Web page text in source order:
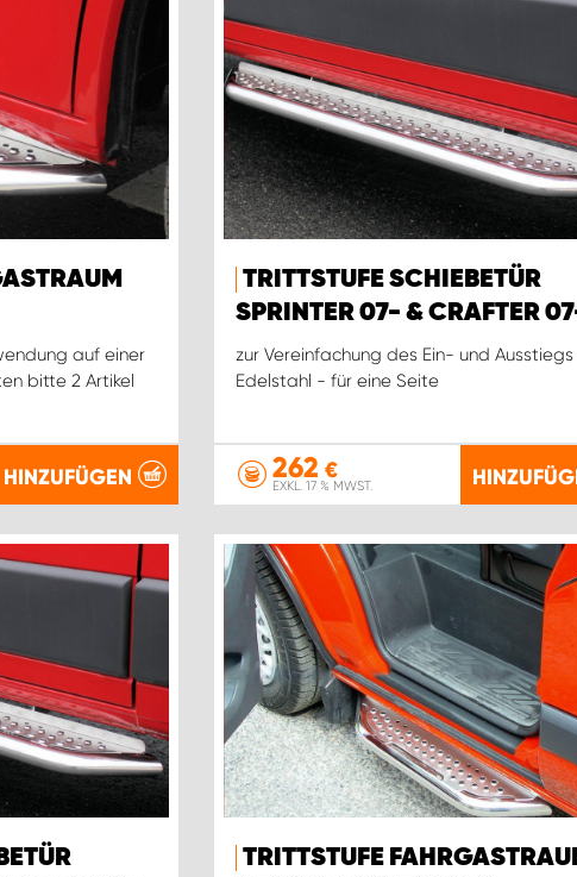
auf einer
bitte 2 Artikel
HINZUFÜGEN
TRITTSTUFE SCHIEBETÜR
SPRINTER 07- & CRAFTER
zur Vereinfachung des Ein- und
Edelstahl - für eine Seite
262 €
EXKL. 17 % MWST.
TRITTSTUFE